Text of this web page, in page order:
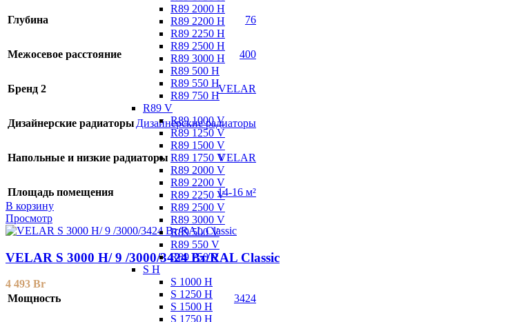
R89 2000 H
R89 2200 H
R89 2250 H
R89 2500 H
R89 3000 H
R89 500 H
R89 550 H
R89 750 H
R89 V
R89 1000 V
R89 1250 V
R89 1500 V
R89 1750 V
R89 2000 V
R89 2200 V
R89 2250 V
R89 2500 V
R89 3000 V
R89 500 V
R89 550 V
R89 750 V
S H
S 1000 H
S 1250 H
S 1500 H
S 1750 H
Глубина 76
Межосевое расстояние 400
Бренд 2 VELAR
Дизайнерские радиаторы Дизайнерские радиаторы
Напольные и низкие радиаторы VELAR
Площадь помещения
14-16 м²
В корзину
Просмотр
VELAR S 3000 H/ 9 /3000/3424 Вт/RAL Classic
4 493 Br
Мощность
3424